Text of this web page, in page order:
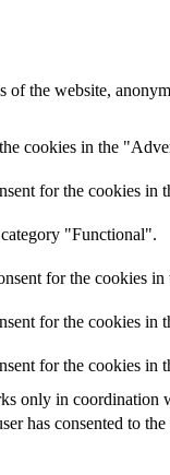
of the website,
cookies in the
for the cookies in
"Functional".
for the cookies
for the cookies in
for the cookies in
only in coordination
has consented to